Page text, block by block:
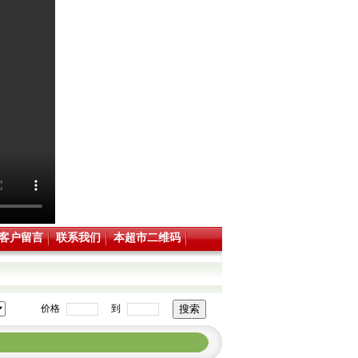
户留言 联系我们 本超市二维码
价格 到